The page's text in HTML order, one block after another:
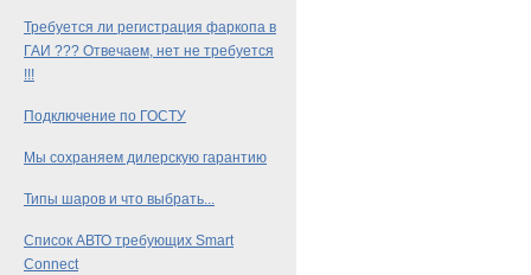
Требуется ли регистрация фаркопа в
ГАИ ??? Отвечаем, нет не требуется
!!!
Подключение по ГОСТУ
Мы сохраняем дилерскую гарантию
Типы шаров и что выбрать...
Список АВТО требующих Smart
Connect